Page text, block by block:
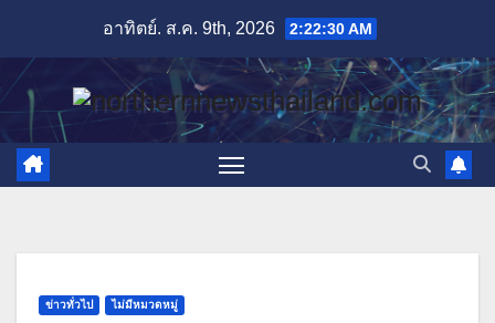
content
อาทิตย์. ส.ค. 9th, 2026 2:22:31 AM
ข่าวทั่วไป ไม่มีหมวดหมู่